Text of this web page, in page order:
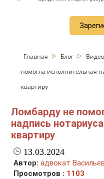
Главная Блог
помогла исполнительная
квартиру
Ломбарду не
надпись
квартиру
13.03.2024
Автор: адвокат
Просмотров : 1103